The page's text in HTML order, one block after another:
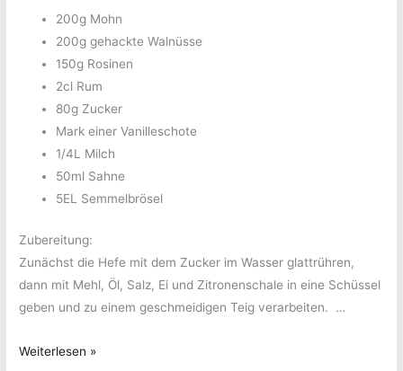
200g Mohn
200g gehackte Walnüsse
150g Rosinen
2cl Rum
80g Zucker
Mark einer Vanilleschote
1/4L Milch
50ml Sahne
5EL Semmelbrösel
Zubereitung:
Zunächst die Hefe mit dem Zucker im Wasser glattrühren,
dann mit Mehl, Öl, Salz, Ei und Zitronenschale in eine Schüssel
geben und zu einem geschmeidigen Teig verarbeiten. …
Mohnstollen
Weiterlesen »